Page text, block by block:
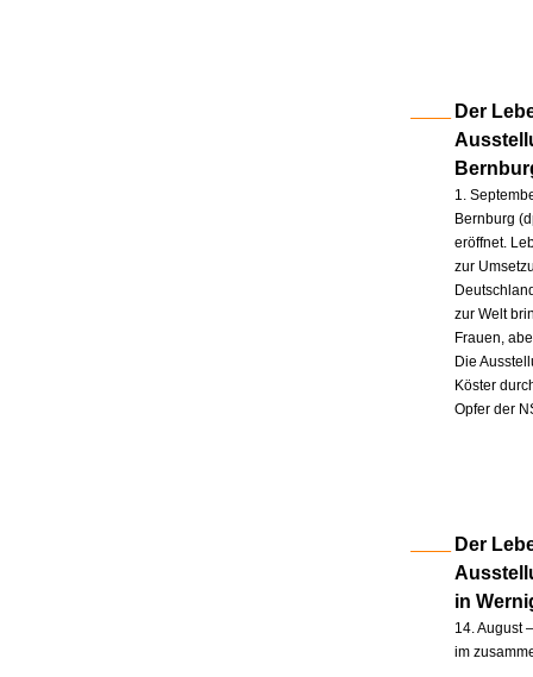
Der
1.
Bernburg
eröffnet.
zur
zur Welt
Frauen,
Die
Köster
Opfer der
Der
in
14. August
im